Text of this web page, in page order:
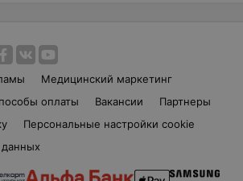
Медицинский маркетинг
оплаты Вакансии
Партнеры
Персональные настройки cookie